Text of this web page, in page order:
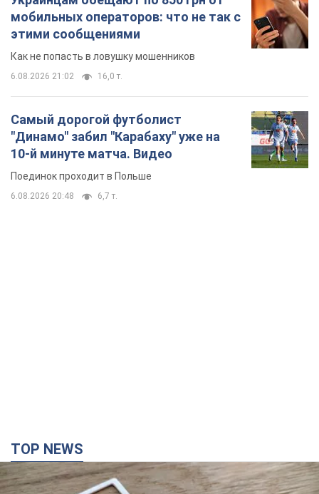
мобильных операторов: что не так с
этими сообщениями
Как не попасть в ловушку мошенников
6.08.2026 21:02 16,0 т.
Самый дорогой футболист
"Динамо" забил "Карабаху" уже на
10-й минуте матча. Видео
Поединок проходит в Польше
6.08.2026 20:48 6,7 т.
TOP NEWS